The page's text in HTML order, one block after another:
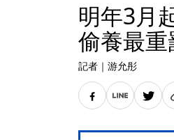
明年3月
偷養最
記者 ｜ 游允彤